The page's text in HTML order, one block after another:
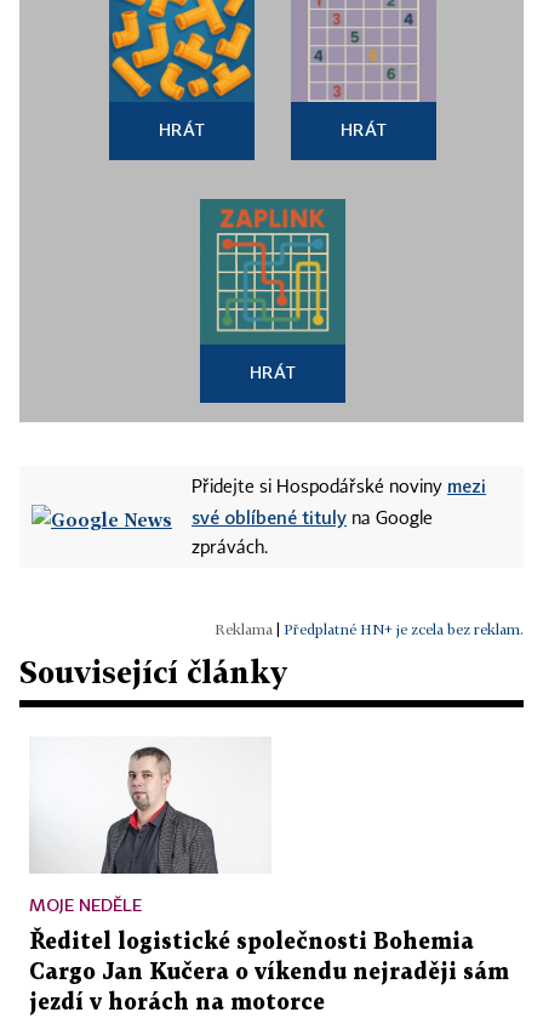
HRÁT HRÁT
HRÁT
Přidejte si Hospodářské noviny mezi
své oblíbené tituly na Google
zprávách.
Předplatné HN+ je zcela bez reklam.
Související články
MOJE NEDĚLE
Ředitel logistické společnosti Bohemia
Cargo Jan Kučera o víkendu nejraději sám
jezdí v horách na motorce